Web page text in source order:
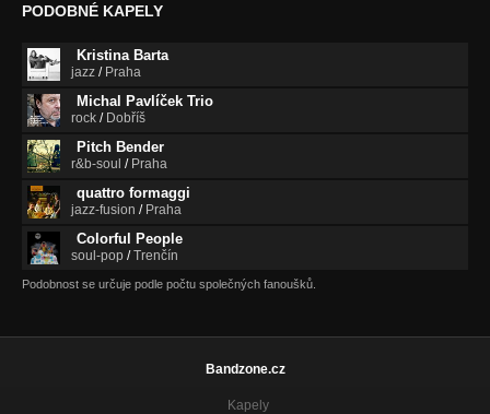
PODOBNÉ KAPELY
Kristina Barta
jazz / Praha
Michal Pavlíček Trio
rock / Dobříš
Pitch Bender
r&b-soul / Praha
quattro formaggi
jazz-fusion / Praha
Colorful People
soul-pop /Trenčín
Podobnost se určuje podle počtu společných fanoušků.
Bandzone.cz
Kapely